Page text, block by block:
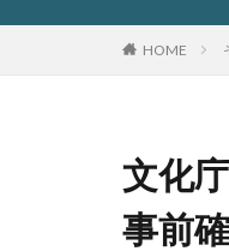
HOME
文化
事前